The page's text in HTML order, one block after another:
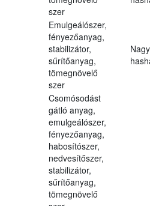
szer
Emulgeálószer,
fényezőanyag,
stabilizátor,
sűrítőanyag,
tömegnövelő
szer
Csomósodást
gátló anyag,
emulgeálószer,
fényezőanyag,
habosítószer,
nedvesítőszer,
stabilizátor,
sűrítőanyag,
tömegnövelő